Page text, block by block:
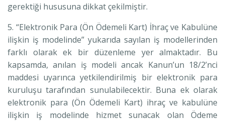
gerektiği hususuna dikkat çekilmiştir.
5. “Elektronik Para (Ön Ödemeli Kart) İhraç ve Kabulüne
ilişkin iş modelinde” yukarıda sayılan iş modellerinden
farklı olarak ek bir düzenleme yer almaktadır. Bu
kapsamda, anılan iş modeli ancak Kanun’un 18/2’nci
maddesi uyarınca yetkilendirilmiş bir elektronik para
kuruluşu tarafından sunulabilecektir. Buna ek olarak
elektronik para (Ön Ödemeli Kart) ihraç ve kabulüne
ilişkin iş modelinde hizmet sunacak olan Ödeme